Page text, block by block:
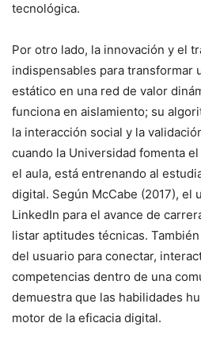
tecnológica.
Por otro lado, la innovación y el
indispensables para transformar
estático en una red de valor
funciona en aislamiento; su
la interacción social y la
cuando la Universidad fomenta
el aula, está entrenando al
digital. Según McCabe (2017), el
LinkedIn para el avance de
listar aptitudes técnicas.
del usuario para conectar,
competencias dentro de una
demuestra que las habilidades
motor de la eficacia digital.